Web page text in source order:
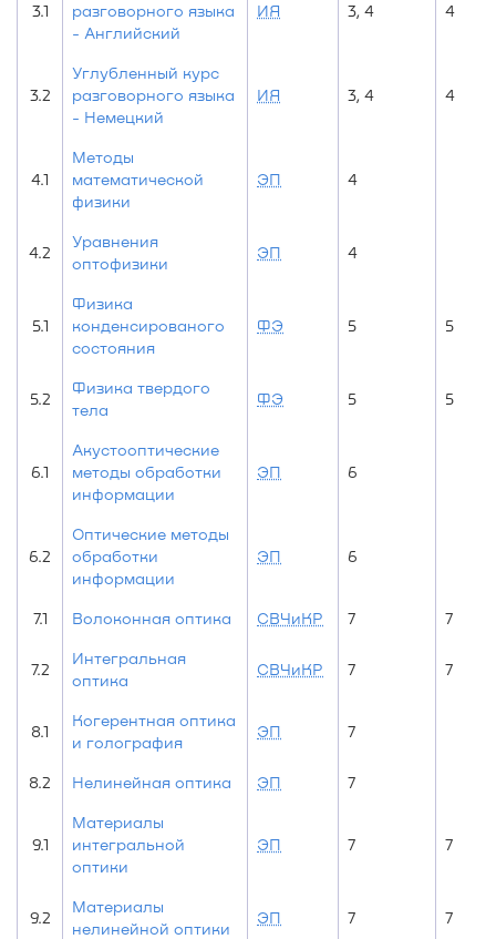
3.1
разговорного языка
- Английский
ИЯ 3, 4 4
3.2
Углубленный курс
разговорного языка
- Немецкий
ИЯ 3, 4 4
4.1
Методы
математической
физики
ЭП 4
4.2
Уравнения
оптофизики
ЭП 4
5.1
Физика
конденсированого
состояния
ФЭ 5 5
5.2
Физика твердого
тела
ФЭ 5 5
6.1
Акустооптические
методы обработки
информации
ЭП 6
6.2
Оптические методы
обработки
информации
ЭП 6
7.1 Волоконная оптика СВЧиКР 7 7
7.2
Интегральная
оптика
СВЧиКР 7 7
8.1
Когерентная оптика
и голография
ЭП 7
8.2 Нелинейная оптика ЭП 7
9.1
Материалы
интегральной
оптики
ЭП 7 7
9.2
Материалы
нелинейной оптики
ЭП 7 7